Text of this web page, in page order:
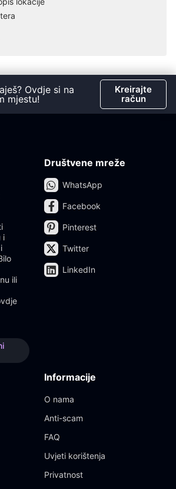
Ovdje si na
mjestu!
Kreirajte
račun
i
ili
Društvene mreže
WhatsApp
Facebook
Pinterest
Twitter
LinkedIn
Informacije
O nama
Anti-scam
FAQ
Uvjeti korištenja
Privatnost